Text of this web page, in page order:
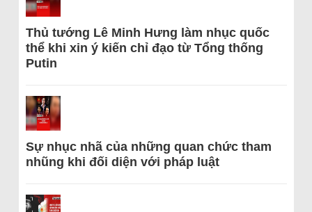
Thủ tướng Lê Minh Hưng làm nhục quốc
thể khi xin ý kiến chỉ đạo từ Tổng thống
Putin
Sự nhục nhã của những quan chức tham
nhũng khi đối diện với pháp luật